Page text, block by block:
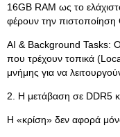
16GB RAM ως το
φέρουν την πιστοποίηση
AI & Background Tasks:
που τρέχουν τοπικά
μνήμης για να
2. Η μετάβαση σε DDR5
Η «κρίση» δεν αφορά